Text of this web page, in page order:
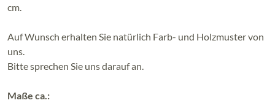
cm.
Auf Wunsch erhalten Sie natürlich Farb- und Holzmuster von
uns.
Bitte sprechen Sie uns darauf an.
Maße ca.: